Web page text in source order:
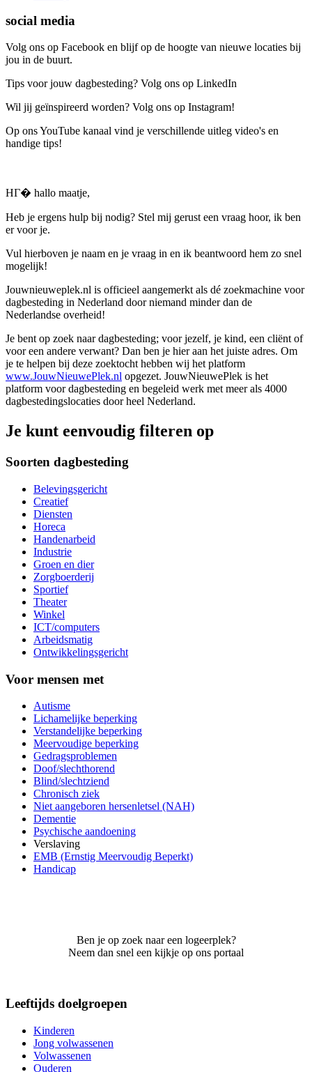
social media
Volg ons op Facebook en blijf op de hoogte van nieuwe locaties bij
jou in de buurt.
Tips voor jouw dagbesteding? Volg ons op LinkedIn
Wil jij geïnspireerd worden? Volg ons op Instagram!
Op ons YouTube kanaal vind je verschillende uitleg video's en
handige tips!
HГ� hallo maatje,
Heb je ergens hulp bij nodig? Stel mij gerust een vraag hoor, ik ben
er voor je.
Vul hierboven je naam en je vraag in en ik beantwoord hem zo snel
mogelijk!
Jouwnieuweplek.nl is officieel aangemerkt als dé zoekmachine voor
dagbesteding in Nederland door niemand minder dan de
Nederlandse overheid!
Je bent op zoek naar dagbesteding; voor jezelf, je kind, een cliënt of
voor een andere verwant? Dan ben je hier aan het juiste adres. Om
je te helpen bij deze zoektocht hebben wij het platform
www.JouwNieuwePlek.nl opgezet. JouwNieuwePlek is het
platform voor dagbesteding en begeleid werk met meer als 4000
dagbestedingslocaties door heel Nederland.
Je kunt eenvoudig filteren op
Soorten dagbesteding
Belevingsgericht
Creatief
Diensten
Horeca
Handenarbeid
Industrie
Groen en dier
Zorgboerderij
Sportief
Theater
Winkel
ICT/computers
Arbeidsmatig
Ontwikkelingsgericht
Voor mensen met
Autisme
Lichamelijke beperking
Verstandelijke beperking
Meervoudige beperking
Gedragsproblemen
Doof/slechthorend
Blind/slechtziend
Chronisch ziek
Niet aangeboren hersenletsel (NAH)
Dementie
Psychische aandoening
Verslaving
EMB (Ernstig Meervoudig Beperkt)
Handicap
Ben je op zoek naar een logeerplek?
Neem dan snel een kijkje op ons portaal
Leeftijds doelgroepen
Kinderen
Jong volwassenen
Volwassenen
Ouderen